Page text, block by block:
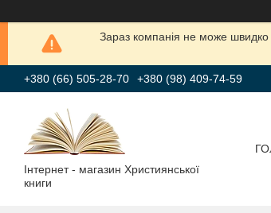
Зараз компанія не може швидко
+380 (66) 505-28-70 +380 (98) 409-74-59
Інтернет - магазин Християнської
книги